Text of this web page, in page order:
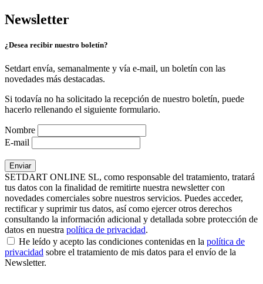
Newsletter
¿Desea recibir nuestro boletín?
Setdart envía, semanalmente y vía e-mail, un boletín con las
novedades más destacadas.
Si todavía no ha solicitado la recepción de nuestro boletín, puede
hacerlo rellenando el siguiente formulario.
Nombre
E-mail
SETDART ONLINE SL, como responsable del tratamiento, tratará
tus datos con la finalidad de remitirte nuestra newsletter con
novedades comerciales sobre nuestros servicios. Puedes acceder,
rectificar y suprimir tus datos, así como ejercer otros derechos
consultando la información adicional y detallada sobre protección de
datos en nuestra política de privacidad.
He leído y acepto las condiciones contenidas en la política de
privacidad sobre el tratamiento de mis datos para el envío de la
Newsletter.